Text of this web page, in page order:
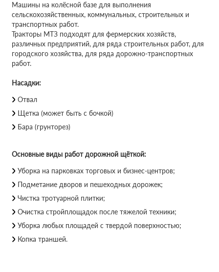
Машины на колёсной базе для выполнения
сельскохозяйственных, коммунальных, строительных и
транспортных работ.
Тракторы МТЗ подходят для фермерских хозяйств,
различных предприятий, для ряда строительных работ, для
городского хозяйства, для ряда дорожно-транспортных
работ.
Насадки:
Отвал
Щетка (может быть с бочкой)
Бара (грунторез)
Основные виды работ дорожной щёткой:
Уборка на парковках торговых и бизнес-центров;
Подметание дворов и пешеходных дорожек;
Чистка тротуарной плитки;
Очистка стройплощадок после тяжелой техники;
Уборка любых площадей с твердой поверхностью;
Копка траншей.